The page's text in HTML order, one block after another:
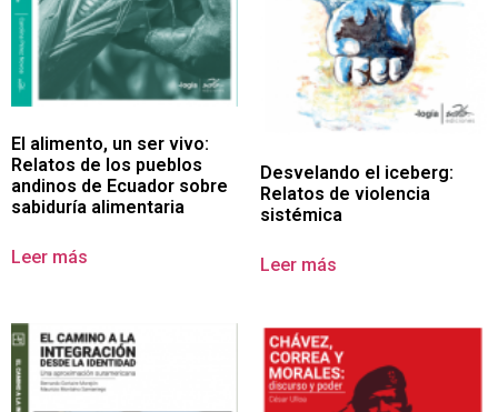
El alimento, un ser vivo:
Relatos de los pueblos
andinos de Ecuador sobre
sabiduría alimentaria
Leer más
Desvelando el iceberg:
Relatos de violencia
sistémica
Leer más